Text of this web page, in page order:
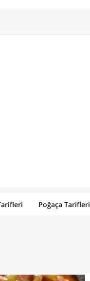
Poğaça Tarifleri